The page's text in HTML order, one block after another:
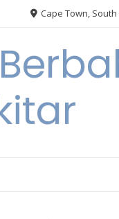
Cape Town,